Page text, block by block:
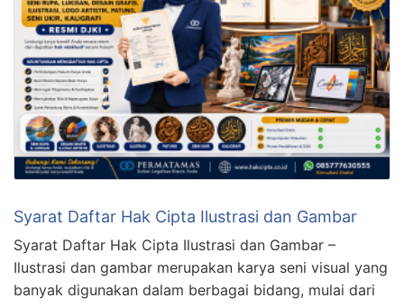
Syarat Daftar Hak Cipta Ilustrasi dan Gambar
Syarat Daftar Hak Cipta Ilustrasi dan Gambar –
Ilustrasi dan gambar merupakan karya seni visual yang
banyak digunakan dalam berbagai bidang, mulai dari